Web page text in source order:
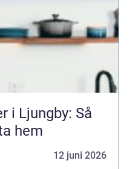
i Ljungby: Så
hem
12 juni 2026